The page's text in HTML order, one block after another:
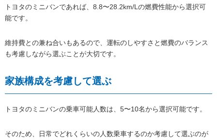
トヨタのミニバンであれば、8.8〜28.2km/Lの燃費性能から選択可
能です。
維持費との兼ね合いもあるので、運転のしやすさと燃費のバランス
も考慮しながら選ぶことが大切です。
家族構成を考慮して選ぶ
トヨタのミニバンの乗車可能人数は、5〜10名から選択可能です。
そのため、日常でどれくらいの人数乗車するのか考慮して選ぶのが